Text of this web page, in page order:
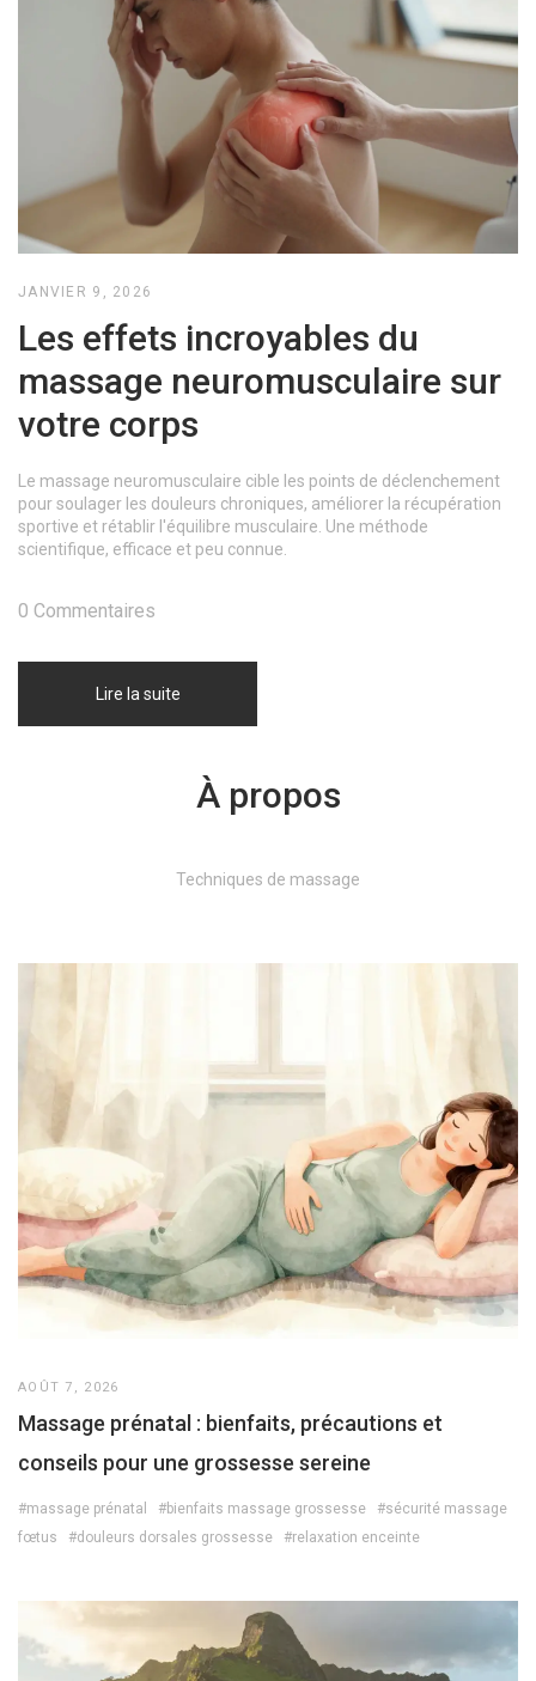
JANVIER 9, 2026
Les effets incroyables du
massage neuromusculaire sur
votre corps
Le massage neuromusculaire cible les points de déclenchement
pour soulager les douleurs chroniques, améliorer la récupération
sportive et rétablir l'équilibre musculaire. Une méthode
scientifique, efficace et peu connue.
Lire la suite
0 Commentaires
À propos
Techniques de massage
AOÛT 7, 2026
Massage prénatal : bienfaits, précautions et
conseils pour une grossesse sereine
#massage prénatal #bienfaits massage grossesse
#sécurité massage
fœtus
#douleurs dorsales grossesse #relaxation enceinte